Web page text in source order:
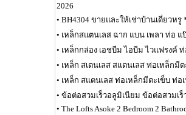
2026
• BH4304 ขายและให้เช่าบ้านเดี่ยวห
• เหล็กสแตนเลส ฉาก แบน เพลา ท่อ
• เหล็กกล่อง เอชบีม ไอบีม ไวแฟรงค์
• เหล็ก สเตนเลส สแตนเลส ท่อเหล็กมี
• เหล็ก สแตนเลส ท่อเหล็กมีตะเข็บ ท่อ
• ข้อต่อสวมเร็วอลูมิเนียม ข้อต่อสวมเ
• The Lofts Asoke 2 Bedroom 2